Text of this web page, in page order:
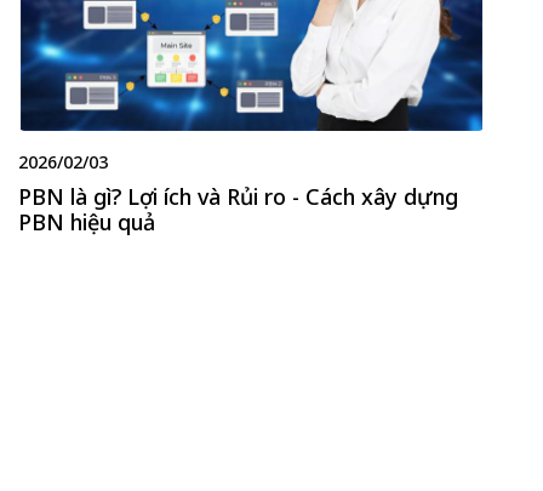
2026/02/03
PBN là gì? Lợi ích và Rủi ro - Cách xây dựng
PBN hiệu quả